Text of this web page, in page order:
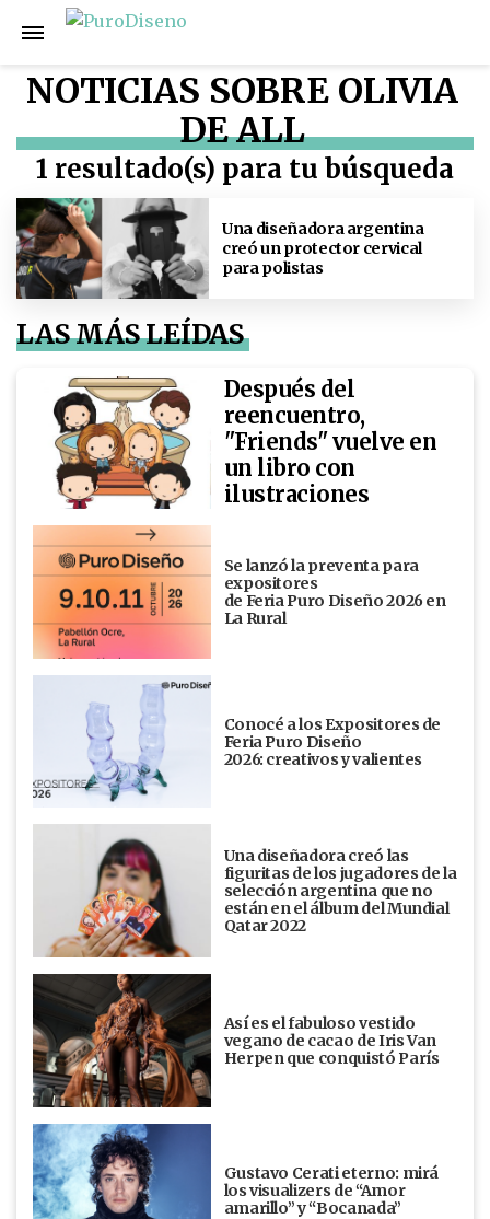
NOTICIAS SOBRE OLIVIA
DE ALL
1 resultado(s) para tu búsqueda
Una diseñadora argentina
creó un protector cervical
para polistas
LAS MÁS LEÍDAS
Después del
reencuentro,
"Friends" vuelve en
un libro con
ilustraciones
Se lanzó la preventa para
expositores
de Feria Puro Diseño 2026 en
La Rural
Conocé a los Expositores de
Feria Puro Diseño
2026: creativos y valientes
Una diseñadora creó las
figuritas de los jugadores de la
selección argentina que no
están en el álbum del Mundial
Qatar 2022
Así es el fabuloso vestido
vegano de cacao de Iris Van
Herpen que conquistó París
Gustavo Cerati eterno: mirá
los visualizers de “Amor
amarillo” y “Bocanada”